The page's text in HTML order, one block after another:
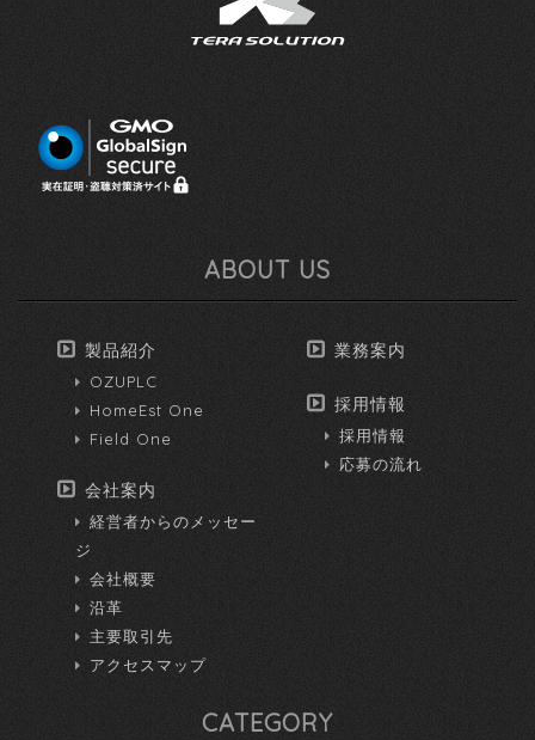
ABOUT US
製品紹介
OZUPLC
HomeEst One
Field One
会社案内
経営者からのメッセー
ジ
会社概要
沿革
主要取引先
アクセスマップ
業務案内
採用情報
採用情報
応募の流れ
CATEGORY